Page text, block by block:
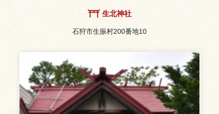
生北神社
石狩市生振村200番地10